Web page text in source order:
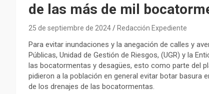
de las más de mil
25 de septiembre de 2024 Redacción Expediente
Para evitar inundaciones y la anegación de calles y
Públicas, Unidad de Gestión de Riesgos, (UGR) y la
las bocatormentas y desagües, esto como parte del
pidieron a la población en general evitar botar basura
de los drenajes de las bocatormentas.